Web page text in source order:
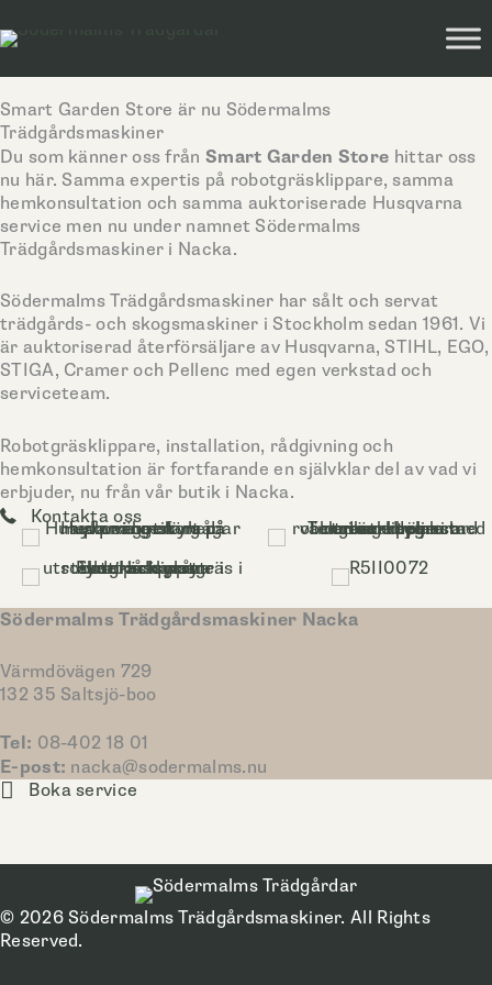
till
Smart Garden Store är nu Södermalms
Trädgårdsmaskiner
Du som känner oss från Smart Garden Store hittar oss
nu här. Samma expertis på robotgräsklippare, samma
hemkonsultation och samma auktoriserade Husqvarna
service men nu under namnet Södermalms
Trädgårdsmaskiner i Nacka.
Södermalms Trädgårdsmaskiner har sålt och servat
trädgårds- och skogsmaskiner i Stockholm sedan 1961. Vi
är auktoriserad återförsäljare av Husqvarna, STIHL, EGO,
STIGA, Cramer och Pellenc med egen verkstad och
serviceteam.
Robotgräsklippare, installation, rådgivning och
hemkonsultation är fortfarande en självklar del av vad vi
erbjuder, nu från vår butik i Nacka.
Kontakta oss
Södermalms Trädgårdsmaskiner Nacka
Värmdövägen 729
132 35 Saltsjö-boo
Tel: 08-402 18 01
E-post: nacka@sodermalms.nu
Boka service
© 2026 Södermalms Trädgårdsmaskiner. All Rights
Reserved.